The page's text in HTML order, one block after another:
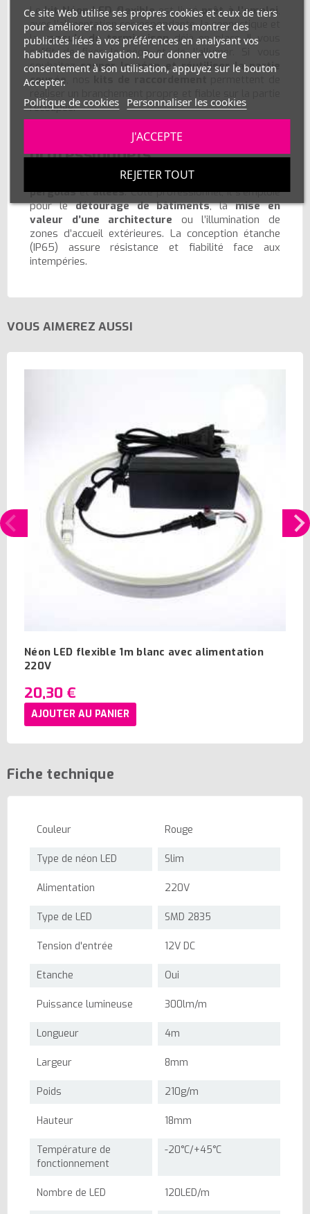
Lekit Néon LED flexibleest livréprêt à l’emploi
avec l’alimentation correspondante, la connectique et
lacapsule de terminaisondéjà en place. Il vous
suffit de fixer le néon et de l’allumer. Si vous
souhaitezcouper le néon et réutiliser la partie
coupée
kits de raccordement
réaliser un branchement propre et fiable sur la partie
recoupée.
Usages personnels et
professionnels
Parfait pour lesterrasses, jardins
pergolasetallées. Côté professionnel, il s’emploie
pour ledétourage de bâtiments, lamise en
valeur d’une architecture ou l’illumination de
zones d’accueil extérieures. La conception étanche
(IP65) assure résistance et fiabilité face aux
intempéries.
VOUS AIMEREZ AUSSI
Néon LED flexible 1m blanc avec alimentation
220V
20,30 €
AJOUTER AU PANIER
Fiche technique
Couleur Rouge
Type de néon LED Slim
Alimentation 220V
Type de LED SMD 2835
Tension d'entrée 12V DC
Etanche Oui
Puissance lumineuse 300lm/m
Longueur 4m
Largeur 8mm
Poids 210g/m
Hauteur 18mm
Température de
fonctionnement
-20°C/+45°C
Nombre de LED 120LED/m
Ce site Web utilise ses propres cookies et ceux de tiers
pour améliorer nos services et vous montrer des
publicités liées à vos préférences en analysant vos
habitudes de navigation. Pour donner votre
consentement à son utilisation, appuyez sur le bouton
Accepter.
Politique de cookies Personnaliser les cookies
REJETER TOUT
J'ACCEPTE